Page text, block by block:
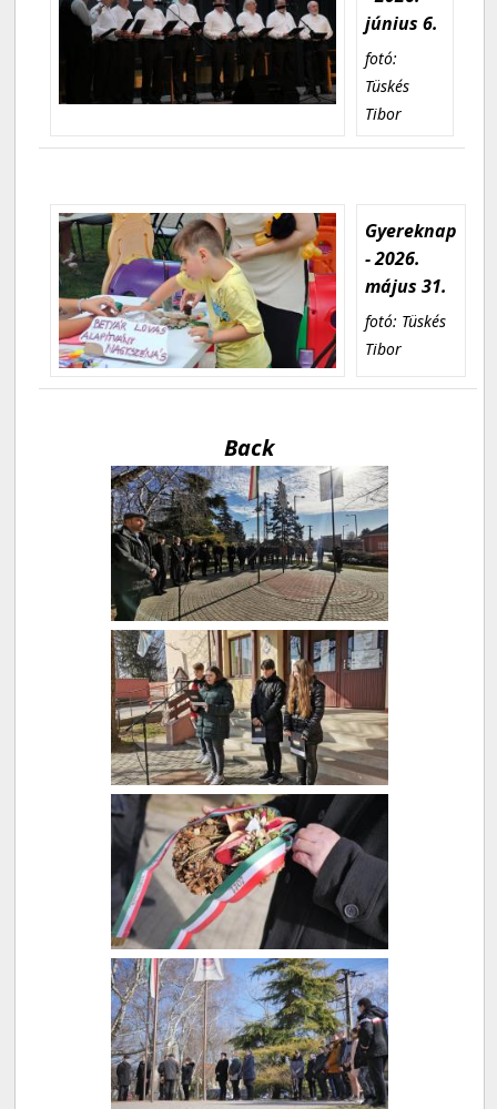
június 6.
fotó:
Tüskés
Tibor
Gyereknap
- 2026.
május 31.
fotó: Tüskés
Tibor
Back